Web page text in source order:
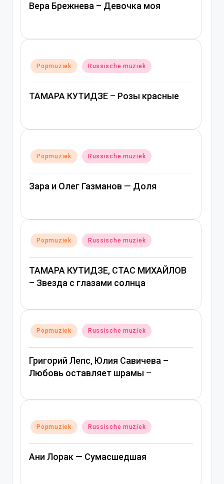
Вера Брежнева – Девочка моя
Geplaatst
in
Popmuziek Russische muziek
ТАМАРА КУТИДЗЕ – Розы красные
Geplaatst
in
Popmuziek Russische muziek
Зара и Олег Газманов — Доля
Geplaatst
in
Popmuziek Russische muziek
ТАМАРА КУТИДЗЕ, СТАС МИХАЙЛОВ
– Звезда с глазами солнца
Geplaatst
in
Popmuziek Russische muziek
Григорий Лепс, Юлия Савичева –
Любовь оставляет шрамы –
Geplaatst
in
Popmuziek Russische muziek
Ани Лорак — Сумасшедшая